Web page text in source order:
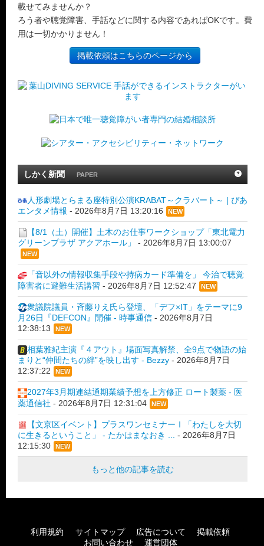
載せてみませんか？
ろう者や聴覚障害、手話などに関する内容であればOKです。費
用は一切かかりません！
掲載依頼はこちらのページから
しかく新聞 PAPER
人形劇場とらまる座特別公演KRABAT～クラバート～ | ぴあ
エンタメ情報 - 2026年8月7日 13:20:16 NEW
【8/1（土）開催】土木のお仕事ワークショップ「東北電力
グリーンプラザ アクアホール」
- 2026年8月7日 13:00:07
NEW
「音以外の情報収集手段や持病カード準備を」 今治で聴覚
障害者に避難生活講習 - 2026年8月7日 12:52:47 NEW
衆議院議員・斉藤りえ氏ら登壇、「デフ×IT」をテーマに9
月26日『DEFCON』開催 - 時事通信 - 2026年8月7日
12:38:13
NEW
相葉雅紀主演『４アウト』場面写真解禁、全9点で物語の始
まりと“仲間たちの絆”を映し出す - Bezzy - 2026年8月7日
12:37:22
NEW
2027年3月期連結通期業績予想を上方修正 ロート製薬 - 医
薬通信社 - 2026年8月7日 12:31:04 NEW
【文京区イベント】プラスワンセミナーⅠ「わたしを大切
に生きるということ」 - たかはまなおき ...
- 2026年8月7日
12:15:30
NEW
もっと他の記事を読む
利用規約 サイトマップ 広告について
掲載依頼
お問い合わせ
運営団体